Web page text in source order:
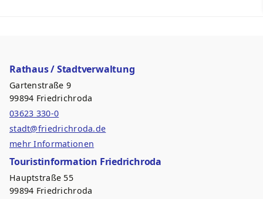
Rathaus / Stadtverwaltung
Gartenstraße 9
99894 Friedrichroda
03623 330-0
stadt@friedrichroda.de
mehr Informationen
Touristinformation Friedrichroda
Hauptstraße 55
99894 Friedrichroda